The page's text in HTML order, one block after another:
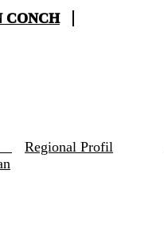
CONCH
Regional Profil